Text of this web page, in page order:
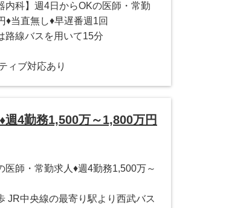
内科】週4日からOKの医師・常勤
♦当直無し♦早遅番週1回
路線バスを用いて15分
ィブ対応あり
週4勤務1,500万～1,800万円
医師・常勤求人♦週4勤務1,500万～
JR中央線の最寄り駅より西武バス